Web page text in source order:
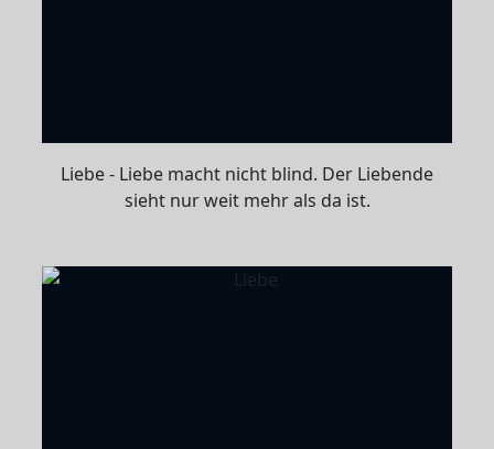
Liebe - Liebe macht nicht blind. Der Liebende
sieht nur weit mehr als da ist.